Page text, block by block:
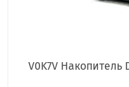
V0K7V Накопитель